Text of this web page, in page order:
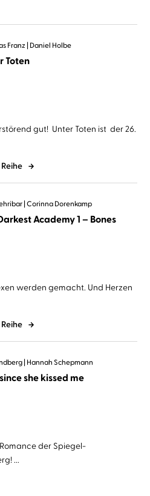
Franz Daniel Holbe
Toten
gut! Unter Toten ist der 26.
Corinna Dorenkamp
Academy 1 – Bones
werden gemacht. Und Herzen
Hannah Schepmann
she kissed me
der Spiegel-
...